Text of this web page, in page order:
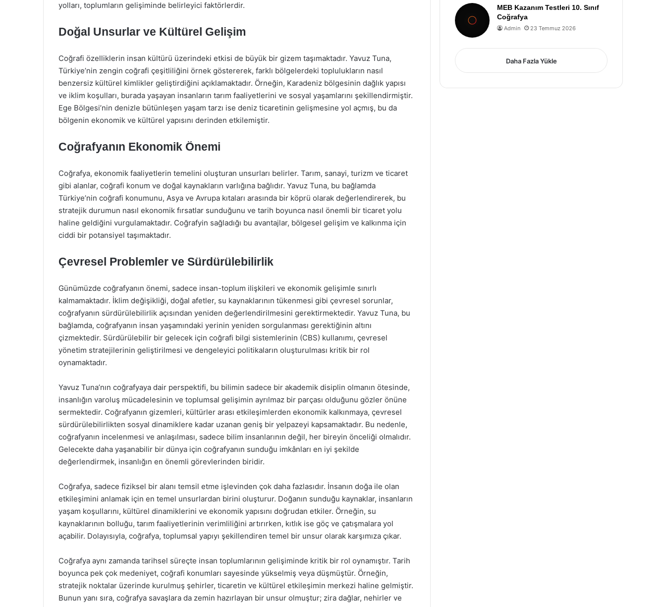
yolları, toplumların gelişiminde belirleyici faktörlerdir.
Doğal Unsurlar ve Kültürel Gelişim
Coğrafi özelliklerin insan kültürü üzerindeki etkisi de büyük bir gizem taşımaktadır. Yavuz Tuna,
Türkiye’nin zengin coğrafi çeşitliliğini örnek göstererek, farklı bölgelerdeki toplulukların nasıl
benzersiz kültürel kimlikler geliştirdiğini açıklamaktadır. Örneğin, Karadeniz bölgesinin dağlık yapısı
ve iklim koşulları, burada yaşayan insanların tarım faaliyetlerini ve sosyal yaşamlarını şekillendirmiştir.
Ege Bölgesi’nin denizle bütünleşen yaşam tarzı ise deniz ticaretinin gelişmesine yol açmış, bu da
bölgenin ekonomik ve kültürel yapısını derinden etkilemiştir.
Coğrafyanın Ekonomik Önemi
Coğrafya, ekonomik faaliyetlerin temelini oluşturan unsurları belirler. Tarım, sanayi, turizm ve ticaret
gibi alanlar, coğrafi konum ve doğal kaynakların varlığına bağlıdır. Yavuz Tuna, bu bağlamda
Türkiye’nin coğrafi konumunu, Asya ve Avrupa kıtaları arasında bir köprü olarak değerlendirerek, bu
stratejik durumun nasıl ekonomik fırsatlar sunduğunu ve tarih boyunca nasıl önemli bir ticaret yolu
haline geldiğini vurgulamaktadır. Coğrafyin sağladığı bu avantajlar, bölgesel gelişim ve kalkınma için
ciddi bir potansiyel taşımaktadır.
Çevresel Problemler ve Sürdürülebilirlik
Günümüzde coğrafyanın önemi, sadece insan-toplum ilişkileri ve ekonomik gelişimle sınırlı
kalmamaktadır. İklim değişikliği, doğal afetler, su kaynaklarının tükenmesi gibi çevresel sorunlar,
coğrafyanın sürdürülebilirlik açısından yeniden değerlendirilmesini gerektirmektedir. Yavuz Tuna, bu
bağlamda, coğrafyanın insan yaşamındaki yerinin yeniden sorgulanması gerektiğinin altını
çizmektedir. Sürdürülebilir bir gelecek için coğrafi bilgi sistemlerinin (CBS) kullanımı, çevresel
yönetim stratejilerinin geliştirilmesi ve dengeleyici politikaların oluşturulması kritik bir rol
oynamaktadır.
Yavuz Tuna’nın coğrafyaya dair perspektifi, bu bilimin sadece bir akademik disiplin olmanın ötesinde,
insanlığın varoluş mücadelesinin ve toplumsal gelişimin ayrılmaz bir parçası olduğunu gözler önüne
sermektedir. Coğrafyanın gizemleri, kültürler arası etkileşimlerden ekonomik kalkınmaya, çevresel
sürdürülebilirlikten sosyal dinamiklere kadar uzanan geniş bir yelpazeyi kapsamaktadır. Bu nedenle,
coğrafyanın incelenmesi ve anlaşılması, sadece bilim insanlarının değil, her bireyin önceliği olmalıdır.
Gelecekte daha yaşanabilir bir dünya için coğrafyanın sunduğu imkânları en iyi şekilde
değerlendirmek, insanlığın en önemli görevlerinden biridir.
Coğrafya, sadece fiziksel bir alanı temsil etme işlevinden çok daha fazlasıdır. İnsanın doğa ile olan
etkileşimini anlamak için en temel unsurlardan birini oluşturur. Doğanın sunduğu kaynaklar, insanların
yaşam koşullarını, kültürel dinamiklerini ve ekonomik yapısını doğrudan etkiler. Örneğin, su
kaynaklarının bolluğu, tarım faaliyetlerinin verimliliğini artırırken, kıtlık ise göç ve çatışmalara yol
açabilir. Dolayısıyla, coğrafya, toplumsal yapıyı şekillendiren temel bir unsur olarak karşımıza çıkar.
Coğrafya aynı zamanda tarihsel süreçte insan toplumlarının gelişiminde kritik bir rol oynamıştır. Tarih
boyunca pek çok medeniyet, coğrafi konumları sayesinde yükselmiş veya düşmüştür. Örneğin,
stratejik noktalar üzerinde kurulmuş şehirler, ticaretin ve kültürel etkileşimin merkezi haline gelmiştir.
Bunun yanı sıra, coğrafya savaşlara da zemin hazırlayan bir unsur olmuştur; zira dağlar, nehirler ve
MEB Kazanım Testleri 10. Sınıf
Coğrafya
Admin 23 Temmuz 2026
Daha Fazla Yükle